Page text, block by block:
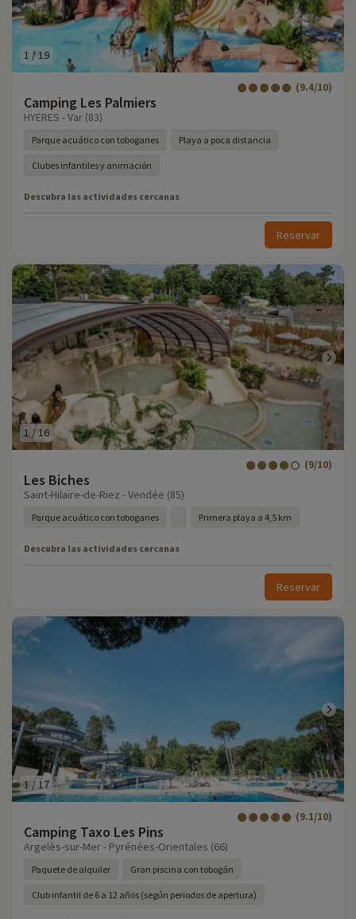
1 /19
Camping Les Palmiers
(9.4/10)
HYERES - Var (83)
Parque acuático con toboganes Playa a poca distancia
Clubes infantiles y animación
Descubra las actividades cercanas
Reservar
1 /16
Les Biches
(9/10)
Saint-Hilaire-de-Riez - Vendée (85)
Parque acuático con toboganes Primera playa a 4,5 km
Descubra las actividades cercanas
Reservar
1/17
Camping Taxo Les Pins
(9.1/10)
Argelès-sur-Mer - Pyrénées-Orientales (66)
Paquete de alquiler Gran piscina con tobogán
Club infantil de 6 a 12 años (según periodos de apertura)